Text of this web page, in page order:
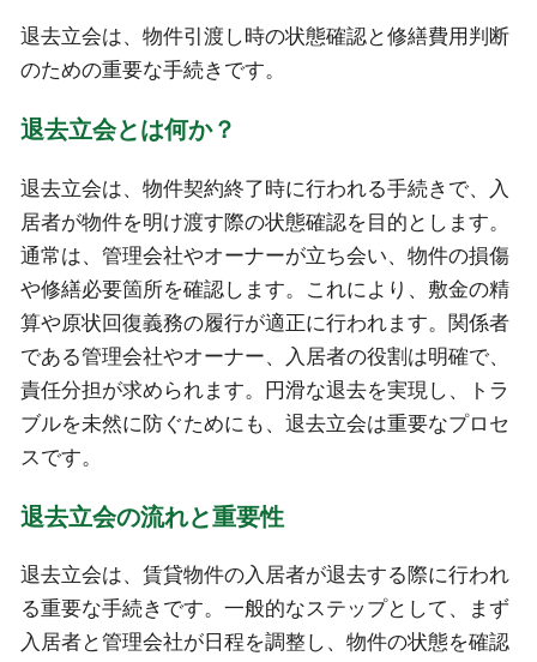
退去立会は、物件引渡し時の状態確認と修繕費用判断
のための重要な手続きです。
退去立会とは何か？
退去立会は、物件契約終了時に行われる手続きで、入
居者が物件を明け渡す際の状態確認を目的とします。
通常は、管理会社やオーナーが立ち会い、物件の損傷
や修繕必要箇所を確認します。これにより、敷金の精
算や原状回復義務の履行が適正に行われます。関係者
である管理会社やオーナー、入居者の役割は明確で、
責任分担が求められます。円滑な退去を実現し、トラ
ブルを未然に防ぐためにも、退去立会は重要なプロセ
スです。
退去立会の流れと重要性
退去立会は、賃貸物件の入居者が退去する際に行われ
る重要な手続きです。一般的なステップとして、まず
入居者と管理会社が日程を調整し、物件の状態を確認